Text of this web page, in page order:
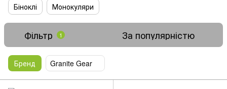
Біноклі
Монокуляри
Фільтр 1 За популярністю
Бренд Granite Gear